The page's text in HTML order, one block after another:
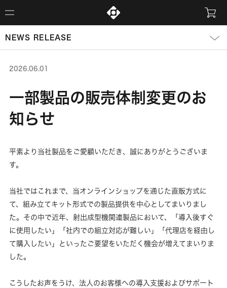
NEWS RELEASE
2026.06.01
一部製品の販売体制変更のお
知らせ
平素より当社製品をご愛顧いただき、誠にありがとうございま
す。
当社ではこれまで、当オンラインショップを通じた直販方式に
て、組み立てキット形式での製品提供を中心としてまいりまし
た。その中で近年、射出成型機関連製品において、「導入後すぐ
に使用したい」「社内での組立対応が難しい」「代理店を経由し
て購入したい」といったご要望をいただく機会が増えてまいりま
した。
こうしたお声をうけ、法人のお客様への導入支援およびサポート